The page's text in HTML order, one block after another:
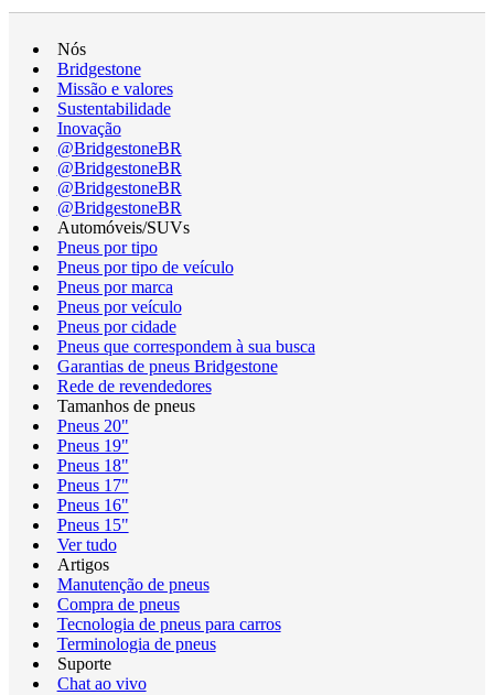
Nós
Bridgestone
Missão e valores
Sustentabilidade
Inovação
@BridgestoneBR
@BridgestoneBR
@BridgestoneBR
@BridgestoneBR
Automóveis/SUVs
Pneus por tipo
Pneus por tipo de veículo
Pneus por marca
Pneus por veículo
Pneus por cidade
Pneus que correspondem à sua busca
Garantias de pneus Bridgestone
Rede de revendedores
Tamanhos de pneus
Pneus 20"
Pneus 19"
Pneus 18"
Pneus 17"
Pneus 16"
Pneus 15"
Ver tudo
Artigos
Manutenção de pneus
Compra de pneus
Tecnologia de pneus para carros
Terminologia de pneus
Suporte
Chat ao vivo